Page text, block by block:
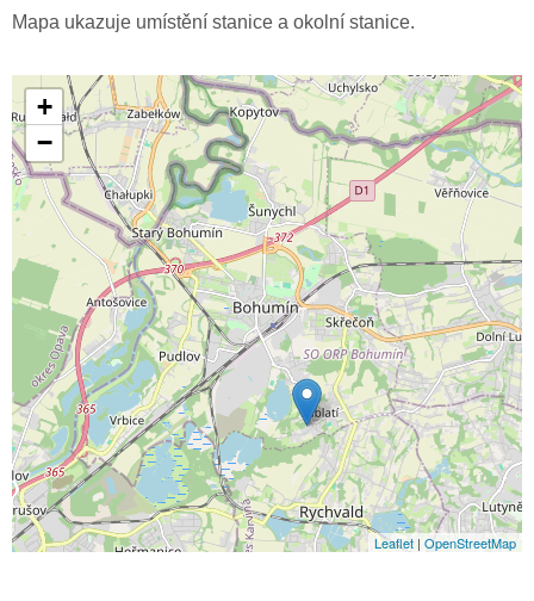
Mapa ukazuje umístění stanice a okolní stanice.
+
−
Leaflet | OpenStreetMap